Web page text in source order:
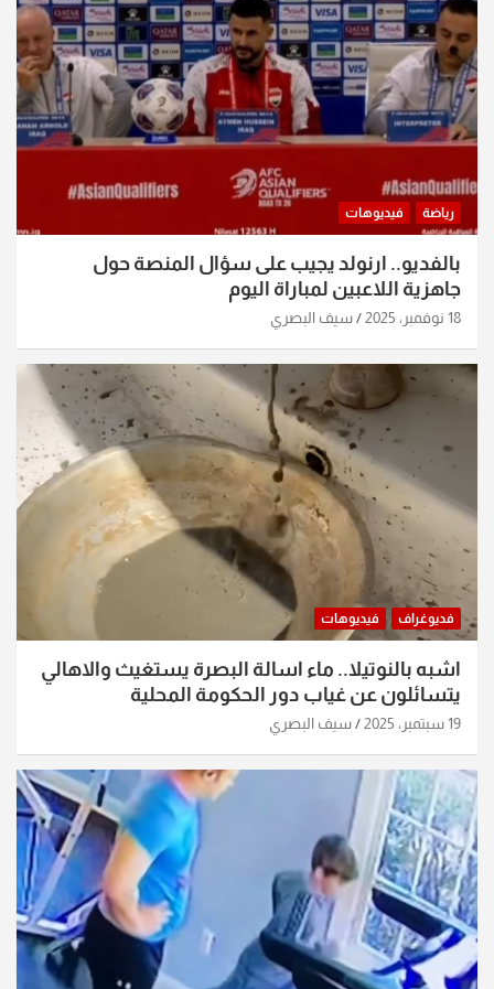
رياضة فيديوهات
بالفديو.. ارنولد يجيب على سؤال المنصة حول
جاهزية اللاعبين لمباراة اليوم
18 نوفمبر، 2025 سيف البصري
فديوغراف فيديوهات
اشبه بالنوتيلا.. ماء اسالة البصرة يستغيث والاهالي
يتسائلون عن غياب دور الحكومة المحلية
19 سبتمبر، 2025 سيف البصري